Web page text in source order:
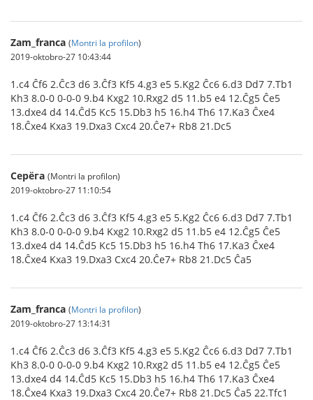
Zam_franca (Montri la profilon)
2019-oktobro-27 10:43:44
1.c4 Ĉf6 2.Ĉc3 d6 3.Ĉf3 Kf5 4.g3 e5 5.Kg2 Ĉc6 6.d3 Dd7 7.Tb1
Kh3 8.0-0 0-0-0 9.b4 Kxg2 10.Rxg2 d5 11.b5 e4 12.Ĉg5 Ĉe5
13.dxe4 d4 14.Ĉd5 Kc5 15.Db3 h5 16.h4 Th6 17.Ka3 Ĉxe4
18.Ĉxe4 Kxa3 19.Dxa3 Cxc4 20.Ĉe7+ Rb8 21.Dc5
Серёга (Montri la profilon)
2019-oktobro-27 11:10:54
1.c4 Ĉf6 2.Ĉc3 d6 3.Ĉf3 Kf5 4.g3 e5 5.Kg2 Ĉc6 6.d3 Dd7 7.Tb1
Kh3 8.0-0 0-0-0 9.b4 Kxg2 10.Rxg2 d5 11.b5 e4 12.Ĉg5 Ĉe5
13.dxe4 d4 14.Ĉd5 Kc5 15.Db3 h5 16.h4 Th6 17.Ka3 Ĉxe4
18.Ĉxe4 Kxa3 19.Dxa3 Cxc4 20.Ĉe7+ Rb8 21.Dc5 Ĉa5
Zam_franca (Montri la profilon)
2019-oktobro-27 13:14:31
1.c4 Ĉf6 2.Ĉc3 d6 3.Ĉf3 Kf5 4.g3 e5 5.Kg2 Ĉc6 6.d3 Dd7 7.Tb1
Kh3 8.0-0 0-0-0 9.b4 Kxg2 10.Rxg2 d5 11.b5 e4 12.Ĉg5 Ĉe5
13.dxe4 d4 14.Ĉd5 Kc5 15.Db3 h5 16.h4 Th6 17.Ka3 Ĉxe4
18.Ĉxe4 Kxa3 19.Dxa3 Cxc4 20.Ĉe7+ Rb8 21.Dc5 Ĉa5 22.Tfc1